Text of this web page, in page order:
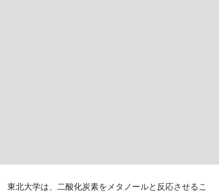
東北大学は、二酸化炭素をメタノールと反応させるこ